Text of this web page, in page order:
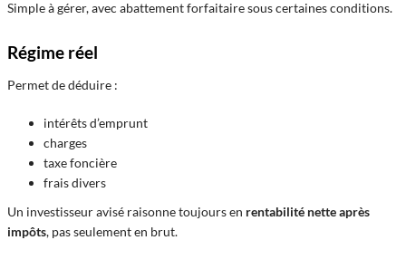
Simple à gérer, avec abattement forfaitaire sous certaines conditions.
Régime réel
Permet de déduire :
intérêts d’emprunt
charges
taxe foncière
frais divers
Un investisseur avisé raisonne toujours en rentabilité nette après
impôts, pas seulement en brut.